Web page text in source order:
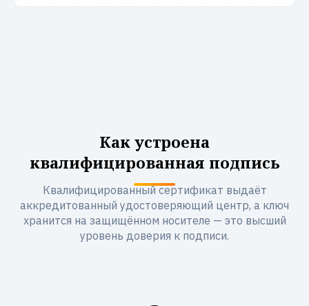
Как устроена
квалифицированная подпись
Квалифицированный сертификат выдаёт
аккредитованный удостоверяющий центр, а ключ
хранится на защищённом носителе — это высший
уровень доверия к подписи.